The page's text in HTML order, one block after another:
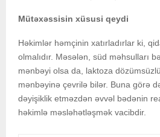
Mütəxəssisin xüsusi qeydi
Həkimlər həmçinin xatırladırlar ki,
olmalıdır. Məsələn, süd məhsulları
mənbəyi olsa da, laktoza
mənbəyinə çevrilə bilər. Buna görə
dəyişiklik etməzdən əvvəl bədənin
həkimlə məsləhətləşmək vacibdir.